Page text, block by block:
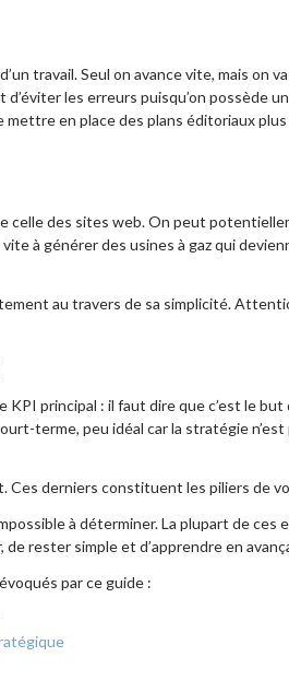
travail. Seul on avance vite, mais on
les erreurs puisqu’on possède
en place des plans éditoriaux
celle des sites web. On peut
vite à générer des usines à gaz qui
au travers de sa simplicité.
principal : il faut dire que c’est le
terme, peu idéal car la stratégie
Ces derniers constituent les piliers de
à déterminer. La plupart de
de rester simple et d’apprendre en
par ce guide :